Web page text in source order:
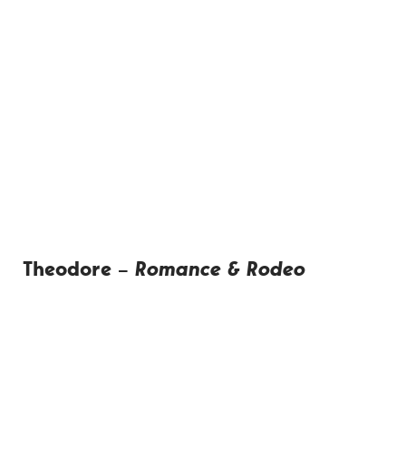
Theodore – Romance & Rodeo